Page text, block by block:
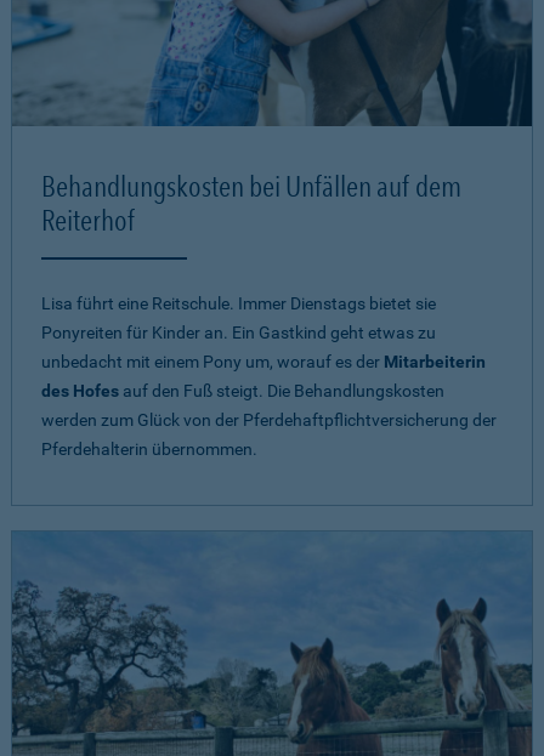
Behandlungskosten bei Unfällen auf dem
Reiterhof
Lisa führt eine Reitschule. Immer Dienstags bietet sie
Ponyreiten für Kinder an. Ein Gastkind geht etwas zu
unbedacht mit einem Pony um, worauf es der Mitarbeiterin
des Hofes auf den Fuß steigt. Die Behandlungskosten
werden zum Glück von der Pferdehaftpflichtversicherung der
Pferdehalterin übernommen.